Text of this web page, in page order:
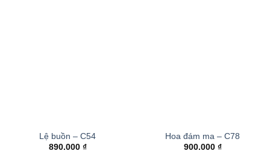
Lệ buồn – C54
890.000 ₫
Hoa đám ma – C78
900.000 ₫